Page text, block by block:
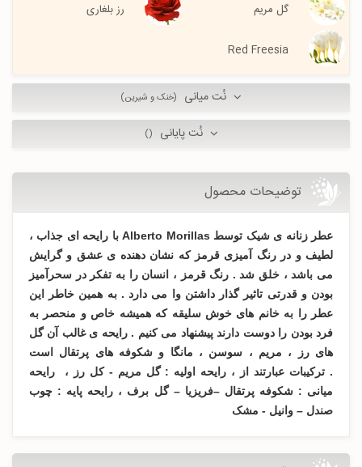
گل مریم رز بلغاری
Red Freesia
نُت میانی (خنک و شیرین)
نُت پایانی ()
توضیحات محصول
عطر زنانه ی شیک توسط Alberto Morillas با رایحه ای جذاب ،
لطیف و در رنگ آمیزی قرمز که نشان دهنده ی عشق و گرایش
می باشد ، خلق شد . رنگ قرمز ، انسان را به تفکر در سحرآمیز
بودن و قدرتی تاثیر گذار داشتن وا می دارد . به همین خاطر این
عطر را به خانم های خوش سلیقه که همیشه خاص و منحصر به
فرد بودن را دوست دارند پیشنهاد می کنیم . رایحه ی غالب آن گل
های رز ، مریم ، سوسن ، مانگا و شکوفه های پرتقال است
. ترکیبات عبارتند از ، رایحه اولیه : گل مریم - کل رز ، رایحه
میانی : شکوفه پرتقال –فریزیا – گل برف ، رایحه پایه : چوب
صندل – وانیل - مشک